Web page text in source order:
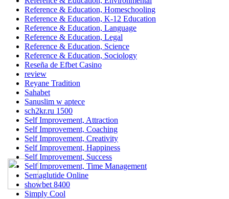
Reference & Education, Homeschooling
Reference & Education, K-12 Education
Reference & Education, Language
Reference & Education, Legal
Reference & Education, Science
Reference & Education, Sociology
Reseña de Efbet Casino
review
Reyane Tradition
Sahabet
Sanuslim w aptece
sch2kr.ru 1500
Self Improvement, Attraction
Self Improvement, Coaching
Self Improvement, Creativity
Self Improvement, Happiness
Self Improvement, Success
Self Improvement, Time Management
Semaglutide Online
showbet 8400
Simply Cool